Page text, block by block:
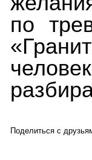
по
Поделиться с